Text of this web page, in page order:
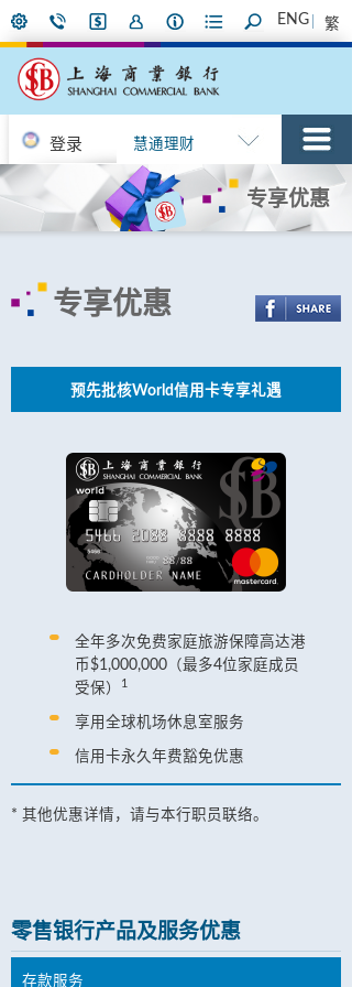
ENG 繁
登录 慧通理财
专享优惠
专享优惠
预先批核World信用卡专享礼遇
全年多次免费家庭旅游保障高达港
币$1,000,000（最多4位家庭成员
受保）
1
享用全球机场休息室服务
信用卡永久年费豁免优惠
* 其他优惠详情，请与本行职员联络。
零售银行产品及服务优惠
存款服务